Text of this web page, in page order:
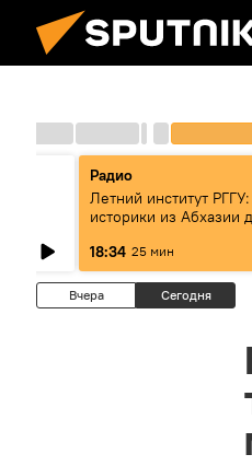
Радио
Летний институт
историки из Абхазии
18:34 25 мин
Вчера Сегодня